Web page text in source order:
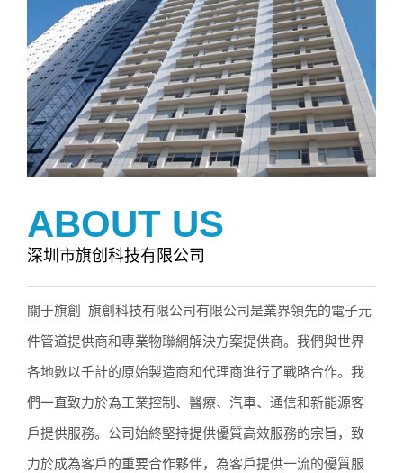
ABOUT US
深圳市旗创科技有限公司
關于旗創 旗創科技有限公司有限公司是業界領先的電子元
件管道提供商和專業物聯網解決方案提供商。我們與世界
各地數以千計的原始製造商和代理商進行了戰略合作。我
們一直致力於為工業控制、醫療、汽車、通信和新能源客
戶提供服務。公司始終堅持提供優質高效服務的宗旨，致
力於成為客戶的重要合作夥伴，為客戶提供一流的優質服